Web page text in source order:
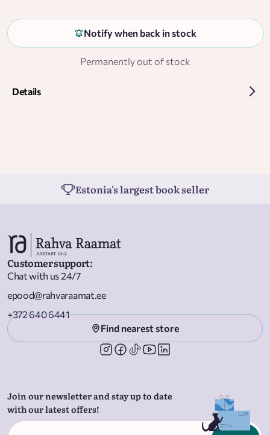
Notify when back in stock
Permanently out of stock
Details
Estonia's largest book seller
Customer support:
Chat with us 24/7
epood@rahvaraamat.ee
+372 640 6441
Find nearest store
Join our newsletter and stay up to date
with our latest offers!